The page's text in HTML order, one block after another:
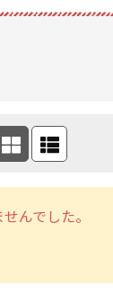
んでした。